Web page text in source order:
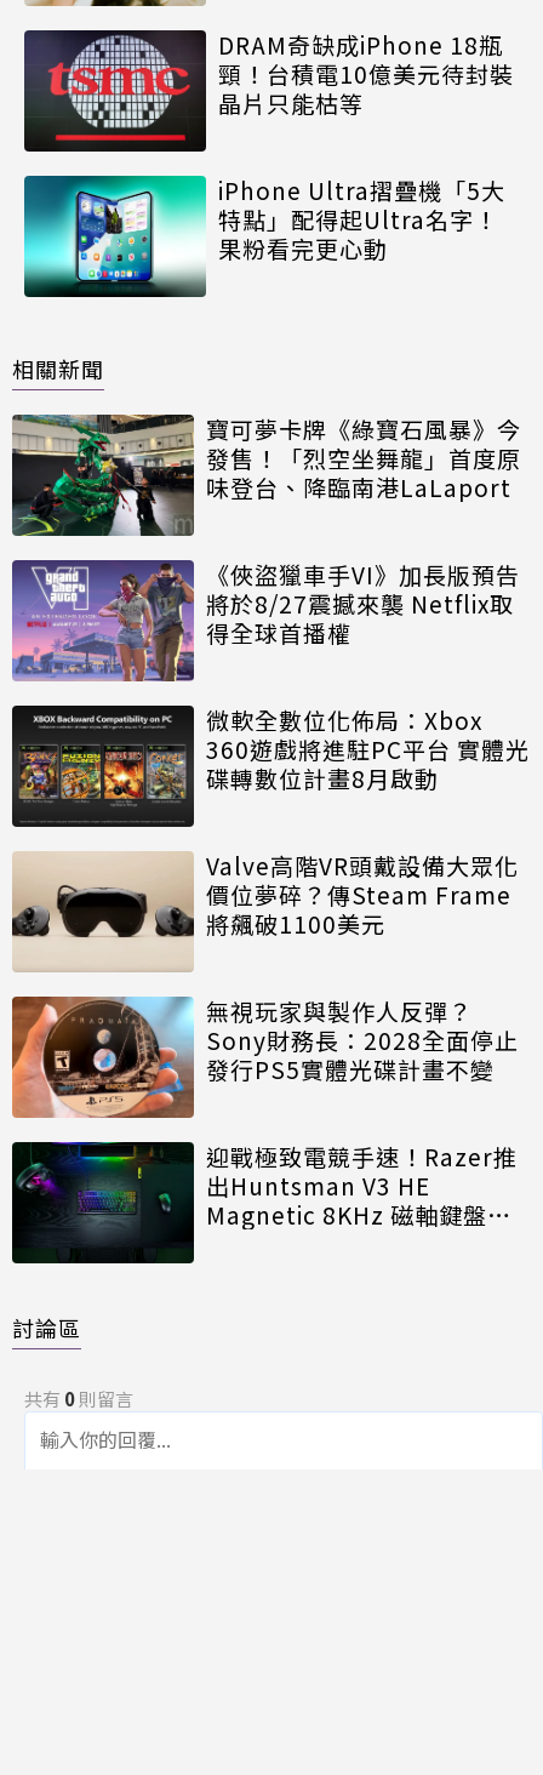
DRAM奇缺成iPhone 18瓶
頸！台積電10億美元待封裝
晶片只能枯等
iPhone Ultra摺疊機「5大
特點」配得起Ultra名字！
果粉看完更心動
相關新聞
寶可夢卡牌《綠寶石風暴》今
發售！「烈空坐舞龍」首度原
味登台、降臨南港LaLaport
《俠盜獵車手VI》加長版預告
將於8/27震撼來襲 Netflix取
得全球首播權
微軟全數位化佈局：Xbox
360遊戲將進駐PC平台 實體光
碟轉數位計畫8月啟動
Valve高階VR頭戴設備大眾化
價位夢碎？傳Steam Frame
將飆破1100美元
無視玩家與製作人反彈？
Sony財務長：2028全面停止
發行PS5實體光碟計畫不變
迎戰極致電競手速！Razer推
出Huntsman V3 HE
Magnetic 8KHz 磁軸鍵盤效
討論區
共有 0則留言